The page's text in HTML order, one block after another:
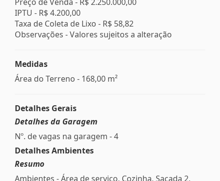
IPTU - R$ 4.200,00
Taxa de Coleta de Lixo - R$ 58,82
Observações - Valores sujeitos a alteração
Medidas
Área do Terreno - 168,00 m²
Detalhes Gerais
Detalhes da Garagem
Nº. de vagas na garagem - 4
Detalhes Ambientes
Resumo
Ambientes - Área de serviço, Cozinha, Sacada 2,